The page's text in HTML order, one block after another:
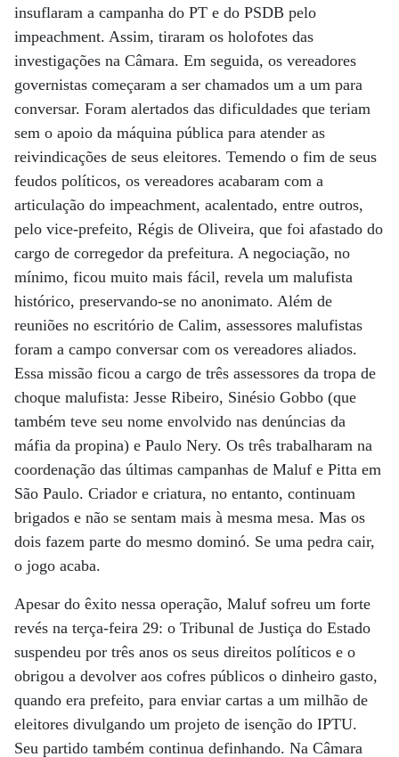
insuflaram a campanha do PT e do PSDB pelo
impeachment. Assim, tiraram os holofotes das
investigações na Câmara. Em seguida, os vereadores
governistas começaram a ser chamados um a um para
conversar. Foram alertados das dificuldades que teriam
sem o apoio da máquina pública para atender as
reivindicações de seus eleitores. Temendo o fim de seus
feudos políticos, os vereadores acabaram com a
articulação do impeachment, acalentado, entre outros,
pelo vice-prefeito, Régis de Oliveira, que foi afastado do
cargo de corregedor da prefeitura. A negociação, no
mínimo, ficou muito mais fácil, revela um malufista
histórico, preservando-se no anonimato. Além de
reuniões no escritório de Calim, assessores malufistas
foram a campo conversar com os vereadores aliados.
Essa missão ficou a cargo de três assessores da tropa de
choque malufista: Jesse Ribeiro, Sinésio Gobbo (que
também teve seu nome envolvido nas denúncias da
máfia da propina) e Paulo Nery. Os três trabalharam na
coordenação das últimas campanhas de Maluf e Pitta em
São Paulo. Criador e criatura, no entanto, continuam
brigados e não se sentam mais à mesma mesa. Mas os
dois fazem parte do mesmo dominó. Se uma pedra cair,
o jogo acaba.
Apesar do êxito nessa operação, Maluf sofreu um forte
revés na terça-feira 29: o Tribunal de Justiça do Estado
suspendeu por três anos os seus direitos políticos e o
obrigou a devolver aos cofres públicos o dinheiro gasto,
quando era prefeito, para enviar cartas a um milhão de
eleitores divulgando um projeto de isenção do IPTU.
Seu partido também continua definhando. Na Câmara